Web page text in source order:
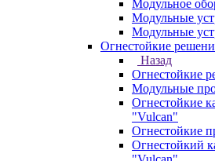
Модульное
Модульные
Модульные
Огнестойкие
Назад
Огнестойкие
Модульные
Огнестойкие
"Vulcan"
Огнестойкие
Огнестойкий